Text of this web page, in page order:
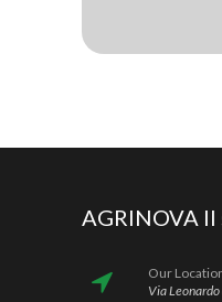
AGRINOVA II
Our
Via